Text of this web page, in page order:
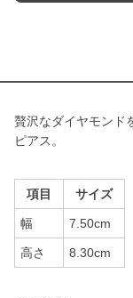
贅沢なダイヤモンド
ピアス。
項目 サイズ
幅 7.50cm
高さ 8.30cm